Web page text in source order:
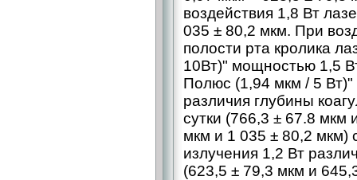
воздействия 1,8 Вт
035 ± 80,2 мкм. При
полости рта кролика
10Вт)" мощностью 1,5
Полюс (1,94 мкм / 5
различия глубины
сутки (766,3 ± 67.8 мкм
мкм и 1 035 ± 80,2 мкм)
излучения 1,2 Вт
(623,5 ± 79,3 мкм и